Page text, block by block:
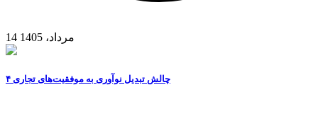
14 مرداد، 1405
۴ چالش تبدیل نوآوری به موفقیت‌های تجاری